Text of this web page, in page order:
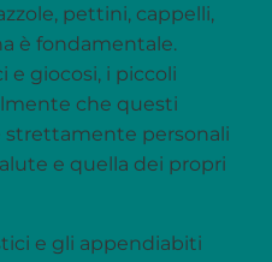
pettini, cappelli,
è fondamentale.
e giocosi, i piccoli
che questi
strettamente personali
e quella dei propri
e gli appendiabiti